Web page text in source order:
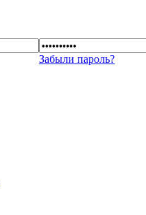
Забыли пароль?